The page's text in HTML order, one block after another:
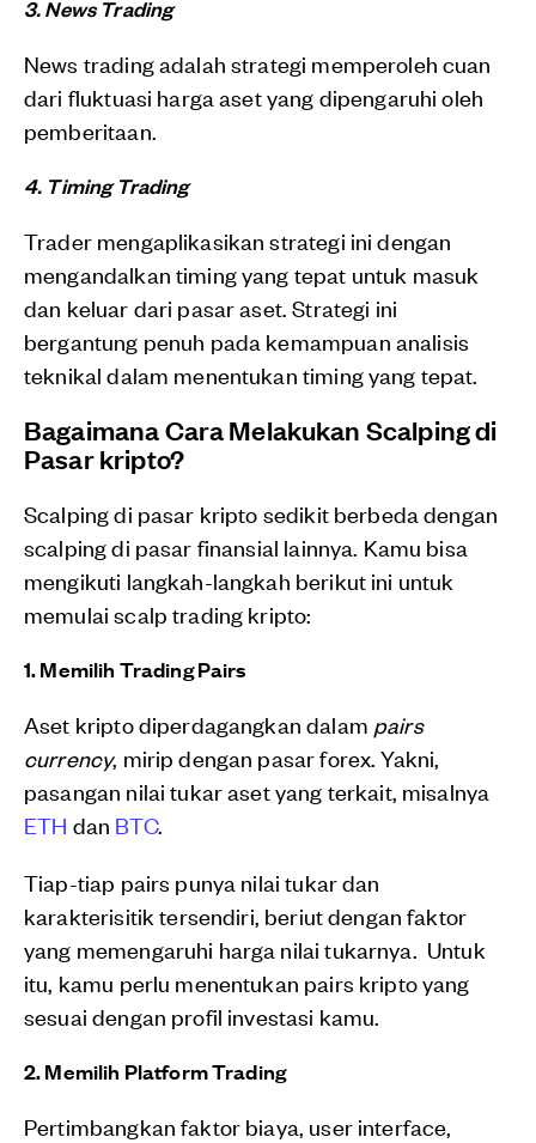
3. News Trading
News trading adalah strategi memperoleh cuan
dari fluktuasi harga aset yang dipengaruhi oleh
pemberitaan.
4. Timing Trading
Trader mengaplikasikan strategi ini dengan
mengandalkan timing yang tepat untuk masuk
dan keluar dari pasar aset. Strategi ini
bergantung penuh pada kemampuan analisis
teknikal dalam menentukan timing yang tepat.
Bagaimana Cara Melakukan Scalping di
Pasar kripto?
Scalping di pasar kripto sedikit berbeda dengan
scalping di pasar finansial lainnya. Kamu bisa
mengikuti langkah-langkah berikut ini untuk
memulai scalp trading kripto:
1. Memilih Trading Pairs
Aset kripto diperdagangkan dalam pairs
currency, mirip dengan pasar forex. Yakni,
pasangan nilai tukar aset yang terkait, misalnya
ETH dan BTC.
Tiap-tiap pairs punya nilai tukar dan
karakterisitik tersendiri, beriut dengan faktor
yang memengaruhi harga nilai tukarnya. Untuk
itu, kamu perlu menentukan pairs kripto yang
sesuai dengan profil investasi kamu.
2. Memilih Platform Trading
Pertimbangkan faktor biaya, user interface,